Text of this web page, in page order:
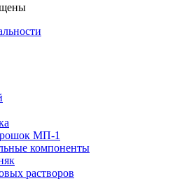
МП-1
компоненты
растворов